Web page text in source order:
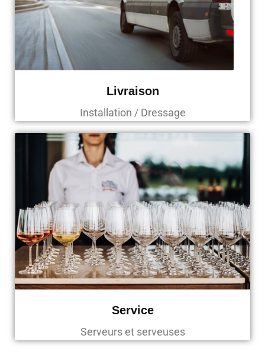
Livraison
Installation / Dressage
Service
Serveurs et serveuses